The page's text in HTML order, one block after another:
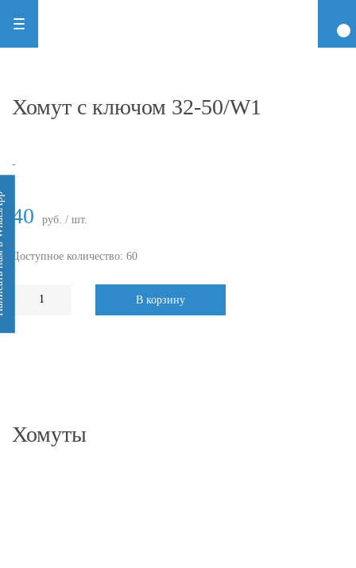
Хомут с ключом 32-50/W1
-
40 руб. / шт.
Доступное количество: 60
В корзину
Хомуты